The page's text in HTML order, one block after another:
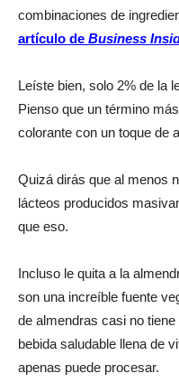
combinaciones de
artículo de Business
Leíste bien, solo 2% de la
Pienso que un término
colorante con un toque de
Quizá dirás que al menos
lácteos producidos
que eso.
Incluso le quita a la
son una increíble fuente
de almendras casi no
bebida saludable llena de
apenas puede procesar.